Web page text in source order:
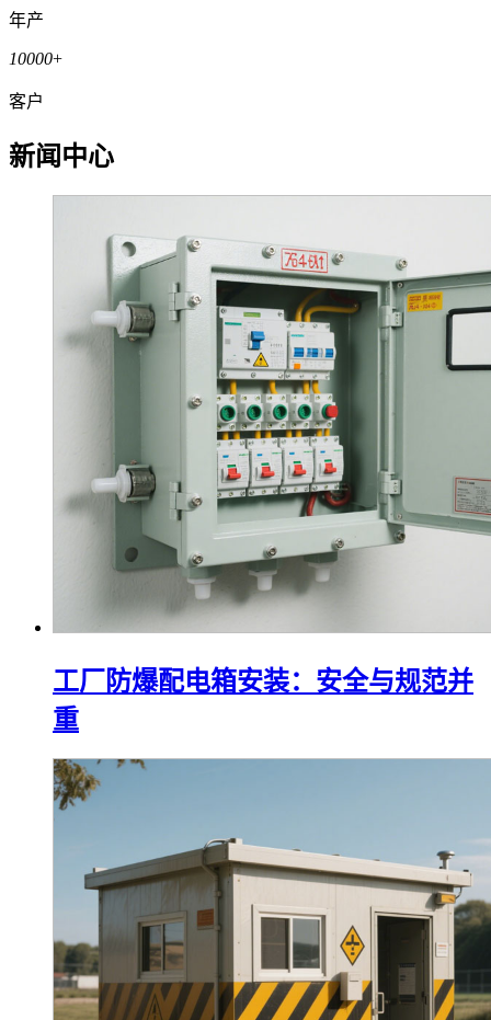
年产
10000+
客户
新闻中心
工厂防爆配电箱安装：安全与规范并
重